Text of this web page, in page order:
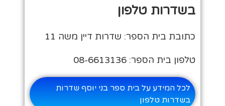
בשדרות טלפון
כתובת בית הספר: שדרות דיין משה 11
טלפון בית הספר: 08-6613136
לכל המידע על בית ספר בני יוסף שדרות
בשדרות טלפון